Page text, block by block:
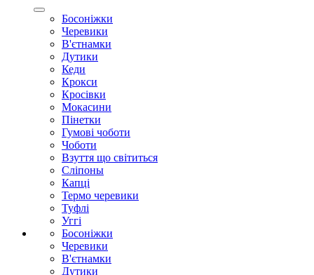
Босоніжки
Черевики
В'єтнамки
Дутики
Кеди
Крокси
Кросівки
Мокасини
Пінетки
Гумові чоботи
Чоботи
Взуття що світиться
Сліпоны
Капці
Термо черевики
Туфлі
Уггі
Босоніжки
Черевики
В'єтнамки
Дутики